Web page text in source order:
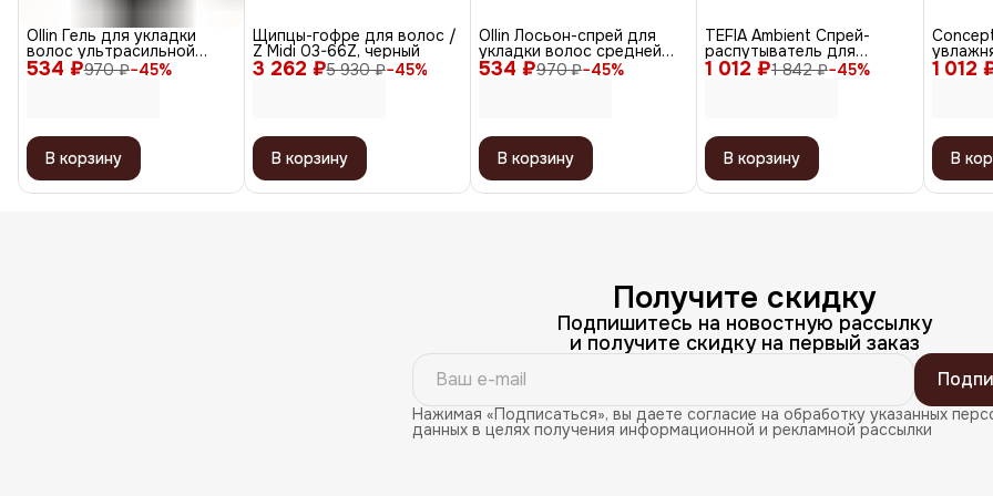
534 ₽970 ₽−45%
Ollin Гель для укладки
волос ультрасильной
фиксации / Style, 200 мл
В корзину
3 262 ₽5 930 ₽−45%
Щипцы-гофре для волос /
Z Midi 03-66Z, черный
В корзину
534 ₽970 ₽−45%
Ollin Лосьон-спрей для
укладки волос средней
фиксации / Style, 250 мл
В корзину
1 012 ₽1 842 ₽−45%
TEFIA Ambient Спрей-
распутыватель для
длинных волос / Long
В корзину
1 012
В
Получите скидку
Подпишитесь на новостную рассылку
и получите скидку на первый заказ
Нажимая «Подписаться», вы даете согласие на обработку указанных
данных в целях получения информационной и рекламной рассылки